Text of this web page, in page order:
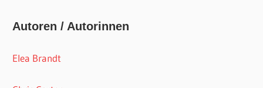
Autoren / Autorinnen
Elea Brandt